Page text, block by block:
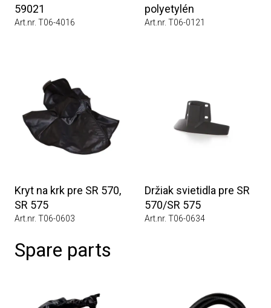
59021
Art.nr. T06-4016
polyetylén
Art.nr. T06-0121
Kryt na krk pre SR 570,
SR 575
Art.nr. T06-0603
Držiak svietidla pre SR
570/SR 575
Art.nr. T06-0634
Spare parts